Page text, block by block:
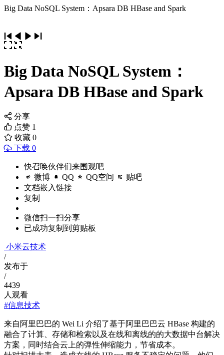
Big Data NoSQL System：Apsara DB HBase and Spark
Big Data NoSQL System：
Apsara DB HBase and Spark
分享
点赞 1
收藏 0
下载 0
快召唤伙伴们来围观吧
微博 QQ QQ空间 贴吧
文档嵌入链接
复制
微信扫一扫分享
已成功复制到剪贴板
小米云技术
/
发布于
/
4439
人观看
#信息技术
来自阿里巴巴的 Wei Li 介绍了基于阿里巴巴云 HBase 构建的
融合了计算、存储和检索以及在线和离线的的大数据中台解决
方案，同时结合云上的弹性伸缩能力，节省成本。